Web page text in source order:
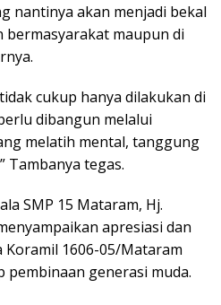
nantinya akan menjadi bekal
bermasyarakat maupun di
cukup hanya dilakukan di
dibangun melalui
melatih mental, tanggung
Tambanya tegas.
SMP 15 Mataram, Hj.
apresiasi dan
1606-05/Mataram
pembinaan generasi muda.